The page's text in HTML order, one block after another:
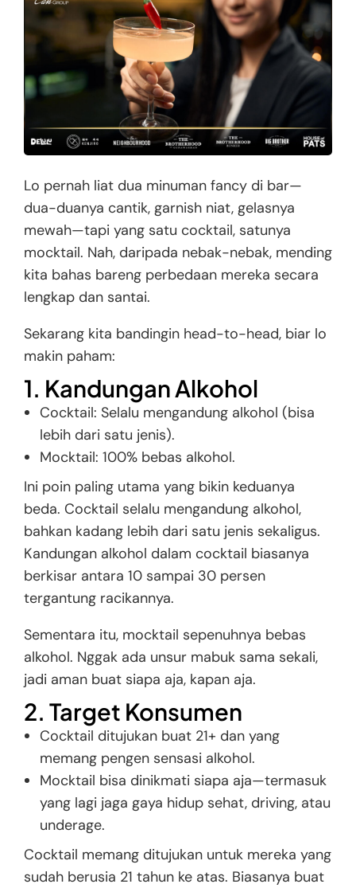
Lo pernah liat dua minuman fancy di bar—
dua-duanya cantik, garnish niat, gelasnya
mewah—tapi yang satu cocktail, satunya
mocktail. Nah, daripada nebak-nebak, mending
kita bahas bareng perbedaan mereka secara
lengkap dan santai.
Sekarang kita bandingin head-to-head, biar lo
makin paham:
1. Kandungan Alkohol
Cocktail: Selalu mengandung alkohol (bisa
lebih dari satu jenis).
Mocktail: 100% bebas alkohol.
Ini poin paling utama yang bikin keduanya
beda. Cocktail selalu mengandung alkohol,
bahkan kadang lebih dari satu jenis sekaligus.
Kandungan alkohol dalam cocktail biasanya
berkisar antara 10 sampai 30 persen
tergantung racikannya.
Sementara itu, mocktail sepenuhnya bebas
alkohol. Nggak ada unsur mabuk sama sekali,
jadi aman buat siapa aja, kapan aja.
2. Target Konsumen
Cocktail ditujukan buat 21+ dan yang
memang pengen sensasi alkohol.
Mocktail bisa dinikmati siapa aja—termasuk
yang lagi jaga gaya hidup sehat, driving, atau
underage.
Cocktail memang ditujukan untuk mereka yang
sudah berusia 21 tahun ke atas. Biasanya buat